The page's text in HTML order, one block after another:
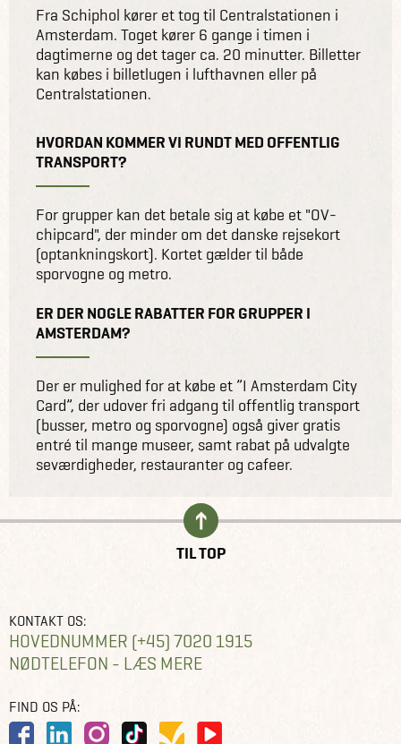
Fra Schiphol kører et tog til Centralstationen i
Amsterdam. Toget kører 6 gange i timen i
dagtimerne og det tager ca. 20 minutter. Billetter
kan købes i billetlugen i lufthavnen eller på
Centralstationen.
HVORDAN KOMMER VI RUNDT MED OFFENTLIG
TRANSPORT?
For grupper kan det betale sig at købe et "OV-
chipcard", der minder om det danske rejsekort
(optankningskort). Kortet gælder til både
sporvogne og metro.
ER DER NOGLE RABATTER FOR GRUPPER I
AMSTERDAM?
Der er mulighed for at købe et ”I Amsterdam City
Card”, der udover fri adgang til offentlig transport
(busser, metro og sporvogne) også giver gratis
entré til mange museer, samt rabat på udvalgte
seværdigheder, restauranter og cafeer.
TIL TOP
KONTAKT OS:
HOVEDNUMMER (+45) 7020 1915
NØDTELEFON - LÆS MERE
FIND OS PÅ: